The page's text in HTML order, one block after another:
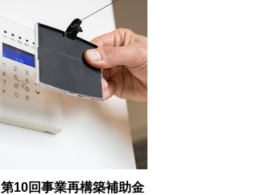
第10回事業再構築補助金